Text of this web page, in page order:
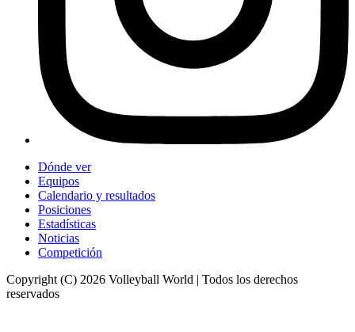
Dónde ver
Equipos
Calendario y resultados
Posiciones
Estadísticas
Noticias
Competición
Copyright (C) 2026 Volleyball World | Todos los derechos
reservados